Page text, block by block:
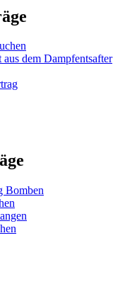
aus dem Dampfentsafter
Bomben